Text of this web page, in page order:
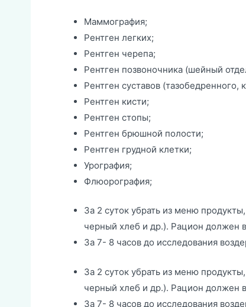
Маммография;
Рентген легких;
Рентген черепа;
Рентген позвоночника (шейный
Рентген суставов (тазобедренного,
Рентген кисти;
Рентген стопы;
Рентген брюшной полости;
Рентген грудной клетки;
Урография;
Флюорография;
За 2 суток убрать из меню
черный хлеб и др.). Рацион должен
За 7- 8 часов до исследования
За 2 суток убрать из меню
черный хлеб и др.). Рацион должен
За 7- 8 часов до исследования